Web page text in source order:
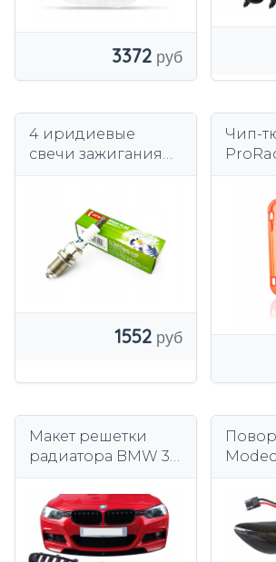
3372
4 иридиевые
свечи зажигания
1552
Чип-
Макет решетки
радиатора BMW 3
левый